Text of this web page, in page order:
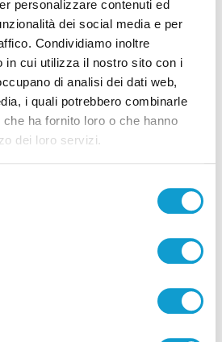
personalizzare contenuti ed
dei social media e per
Condividiamo inoltre
in cui utilizza il nostro sito con i
di analisi dei dati web,
i quali potrebbero combinarle
ha fornito loro o che hanno
dei loro servizi.
Pubblicità